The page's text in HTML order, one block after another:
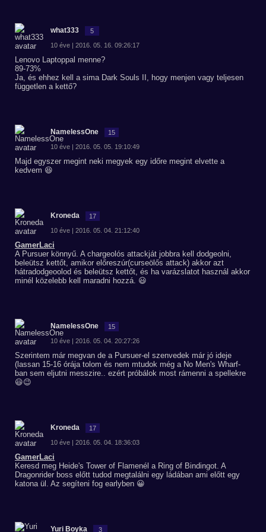
what333 5
10 éve | 2016. 05. 16. 09:26:17
Lenovo Laptoppal menne?
89-73%
Ja, és ehhez kell a sima Dark Souls II, hogy menjen vagy teljesen
független a kettő?
NamelessOne 15
10 éve | 2016. 05. 05. 19:10:49
Majd egyszer megint neki megyek egy időre megint elvette a
kedvem 😆
Kroneda 17
10 éve | 2016. 05. 04. 21:12:40
GamerLaci
A Pursuer könnyű. A chargeolós attackját jobbra kell dodgeolni,
beleütsz kettőt, amikor előreszúr(curseölős attack) akkor azt
hátradodgeoolod és beleütsz kettőt, és ha varázslatot használ akkor
minél közelebb kell maradni hozzá. 😃
NamelessOne 15
10 éve | 2016. 05. 04. 20:27:26
Szerintem már megvan de a Pursuer-el szenvedek már jó ideje
(lassan 15-16 órája tolom és nem mtudok még a No Men's Wharf-
ban sem eljutni messzire.. ezért próbálok most rámenni a spellekre
😃😉
Kroneda 17
10 éve | 2016. 05. 04. 18:36:03
GamerLaci
Keresd meg Heide's Tower of Flamenél a Ring of Bindingot. A
Dragonrider boss előtt tudod megtalálni egy ládában ami előtt egy
katona ül. Az segíteni fog earlyben 😀
Yuri Boyka 3